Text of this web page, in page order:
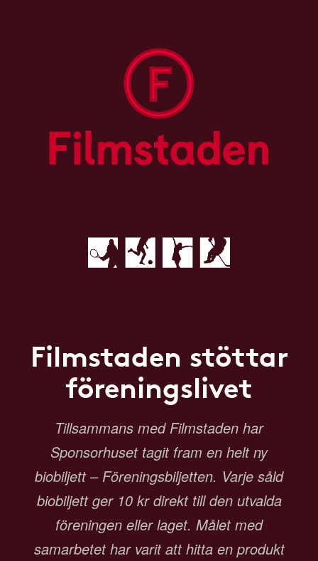
Filmstaden stöttar
föreningslivet
Tillsammans med Filmstaden har
Sponsorhuset tagit fram en helt ny
biobiljett – Föreningsbiljetten. Varje såld
biobiljett ger 10 kr direkt till den utvalda
föreningen eller laget. Målet med
samarbetet har varit att hitta en produkt